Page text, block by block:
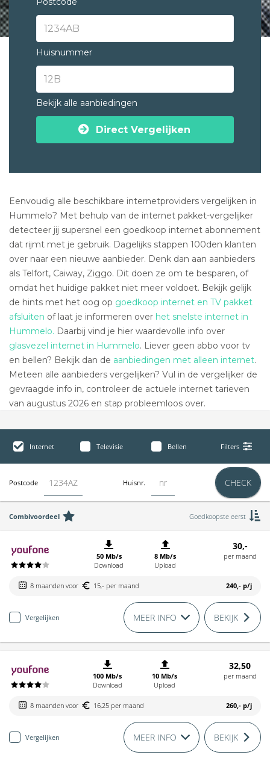
Huisnummer
Bekijk alle aanbiedingen
Direct Vergelijken
Eenvoudig alle beschikbare internetproviders vergelijken in
Hummelo? Met behulp van de internet pakket-vergelijker
detecteer jij supersnel een goedkoop internet abonnement
dat rijmt met je gebruik. Dagelijks stappen 100den klanten
over naar een nieuwe aanbieder. Denk dan aan aanbieders
als Telfort, Caiway, Ziggo. Dit doen ze om te besparen, of
omdat het huidige pakket niet meer voldoet. Bekijk gelijk
de hints met het oog op goedkoop internet en TV pakket
afsluiten of laat je informeren over het snelste internet in
Hummelo. Daarbij vind je hier waardevolle info over
glasvezel internet in Hummelo. Liever geen abbo voor tv
en bellen? Bekijk dan de aanbiedingen met alleen internet.
Meteen alle aanbieders vergelijken? Vul in de vergelijker de
gevraagde info in, controleer de actuele internet tarieven
van augustus 2026 en stap probleemloos over.
Internet Televisie Bellen Filters
Postcode Huisnr. CHECK
Combivoordeel Goedkoopste eerst
50 Mb/s
Download
8 Mb/s
Upload
30,-
per maand
8 maanden voor 15,- per maand 240,- p/j
Vergelijken MEER INFO BEKIJK
100 Mb/s
Download
10 Mb/s
Upload
32,50
per maand
8 maanden voor 16,25 per maand 260,- p/j
Vergelijken MEER INFO BEKIJK